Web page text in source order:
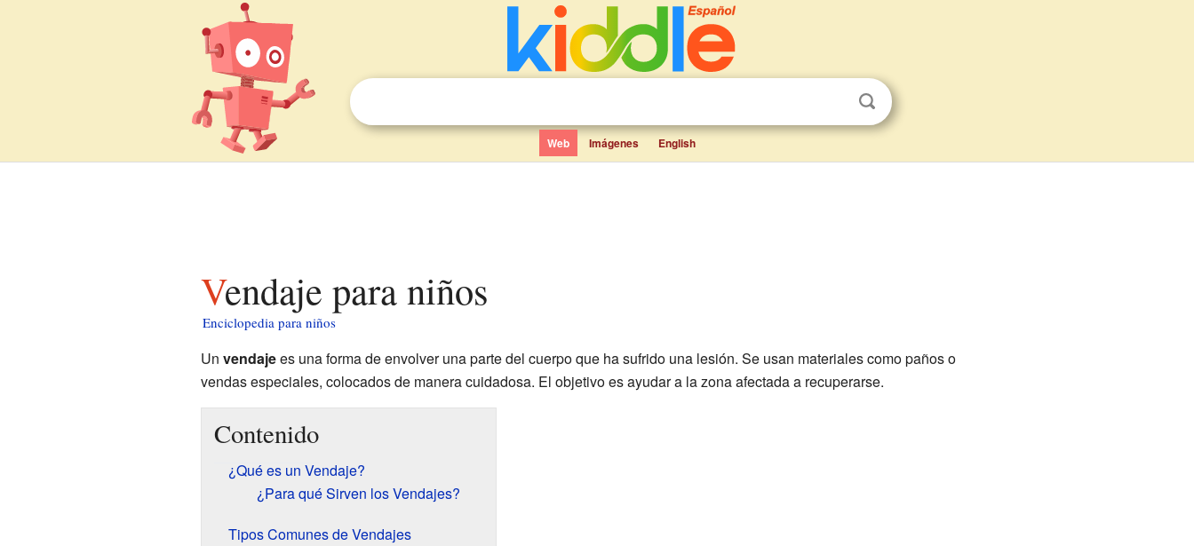
Web Imágenes English
Vendaje para niños
Enciclopedia para niños
Un vendajees una forma de envolver una parte del cuerpo que ha sufrido una lesión. Se usan materiales como paños o
vendas especiales, colocados de manera cuidadosa. El objetivo es ayudar a la zona afectada a recuperarse.
Contenido
¿Qué es un Vendaje?
¿Para qué Sirven los Vendajes?
Tipos Comunes de Vendajes